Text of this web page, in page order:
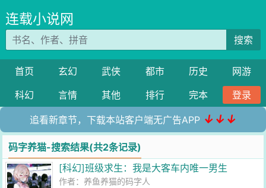
连载小说网
搜索
首页 玄幻 武侠 都市 历史
网游
科幻
言情 其他 排行 完本 登录
追看新章节，下载本站客户端无广告APP ↓↓↓
码字养猫-搜索结果(共2条记录)
[科幻]班级求生：我是大客车内唯一男生
作者： 养鱼养猫的码字人